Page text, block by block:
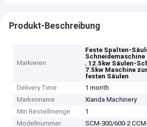
Produkt-Beschreibung
Markieren
Feste Spalten-
Schneidemaschine
, 12.5kw Säulen-
7.5kw Maschine
festen Säulen
Delivery Time
1 month
Markenname
Xianda Machinery
Min Bestellmenge
1
Modellnummer
SCM-300/600-2